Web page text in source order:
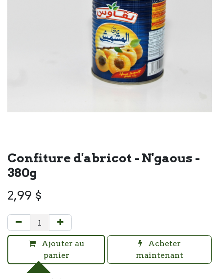
Confiture d'abricot - N'gaous -
380g
2,99 $
Ajouter au
panier
Acheter
maintenant